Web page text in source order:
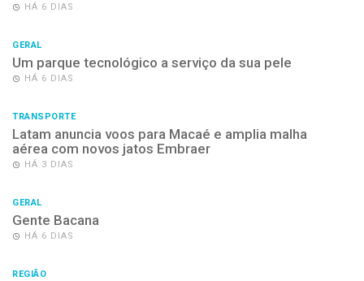
HÁ 6 DIAS
GERAL
Um parque tecnológico a serviço da sua pele
HÁ 6 DIAS
TRANSPORTE
Latam anuncia voos para Macaé e amplia malha
aérea com novos jatos Embraer
HÁ 3 DIAS
GERAL
Gente Bacana
HÁ 6 DIAS
REGIÃO